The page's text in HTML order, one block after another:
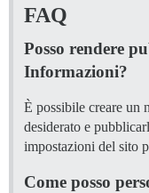
FAQ
Posso rendere
Informazioni?
È possibile creare un
desiderato e
impostazioni del sito
Come posso